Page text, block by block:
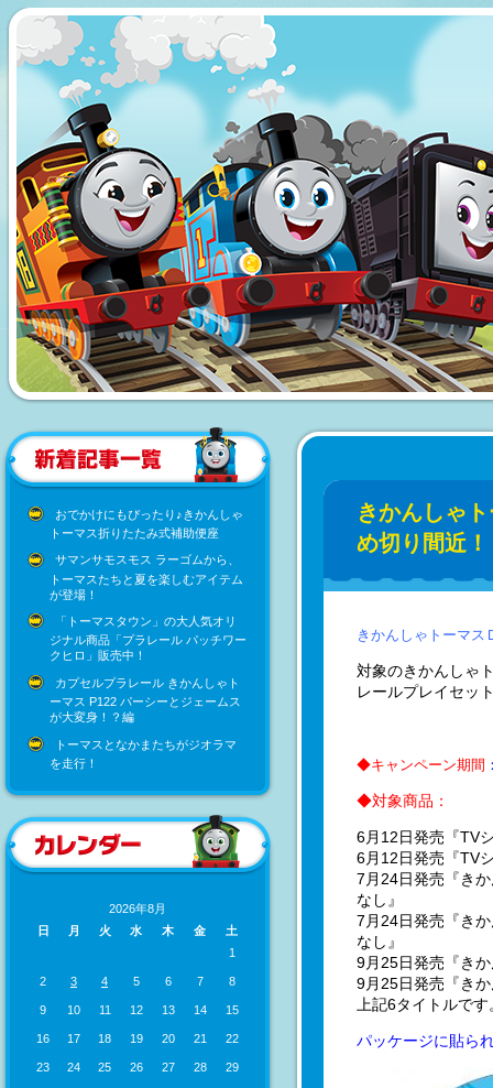
おでかけにもぴったり♪きかんしゃ
トーマス折りたたみ式補助便座
サマンサモスモス ラーゴムから、
トーマスたちと夏を楽しむアイテム
が登場！
「トーマスタウン」の大人気オリ
ジナル商品「プラレール パッチワー
クヒロ」販売中！
カプセルプラレール きかんしゃト
ーマス P122 パーシーとジェームス
が大変身！？編
トーマスとなかまたちがジオラマ
を走行！
2026年8月
日
月 火 水 木 金
土
1
2 3 4 5 6 7 8
9 10 11 12 13 14 15
16 17 18 19 20 21 22
23 24 25 26 27 28 29
きかんしゃ
め切り間近！
きかんしゃトーマ
対象のきかんしゃ
レールプレイセッ
◆キャンペーン期間
◆対象商品：
6月12日発売『TV
6月12日発売『TV
7月24日発売『き
なし』
7月24日発売『き
なし』
9月25日発売『き
9月25日発売『き
上記6タイトルです
パッケージに貼ら